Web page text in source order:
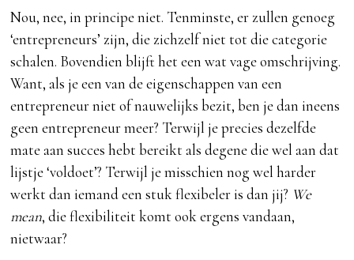
Nou, nee, in principe niet. Tenminste, er zullen genoeg
‘entrepreneurs’ zijn, die zichzelf niet tot die categorie
schalen. Bovendien blijft het een wat vage omschrijving.
Want, als je een van de eigenschappen van een
entrepreneur niet of nauwelijks bezit, ben je dan ineens
geen entrepreneur meer? Terwijl je precies dezelfde
mate aan succes hebt bereikt als degene die wel aan dat
lijstje ‘voldoet’? Terwijl je misschien nog wel harder
werkt dan iemand een stuk flexibeler is dan jij? We
mean, die flexibiliteit komt ook ergens vandaan,
nietwaar?